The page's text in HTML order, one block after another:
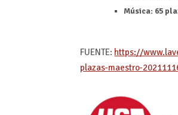
Música: 65
FUENTE: https://
plazas-maestro-